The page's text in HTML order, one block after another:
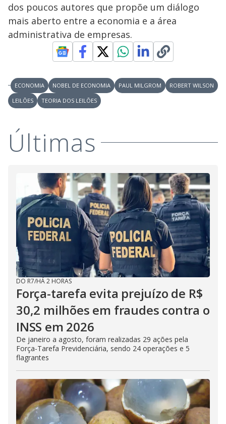
dos poucos autores que propõe um diálogo
mais aberto entre a economia e a área
administrativa de empresas.
ECONOMIA NOBEL DE ECONOMIA PAUL MILGROM
ROBERT WILSON
LEILÕES
TEORIA DOS LEILÕES
Últimas
DO R7/HÁ 2 HORAS
Força-tarefa evita prejuízo de R$
30,2 milhões em fraudes contra o
INSS em 2026
De janeiro a agosto, foram realizadas 29 ações pela
Força-Tarefa Previdenciária, sendo 24 operações e 5
flagrantes